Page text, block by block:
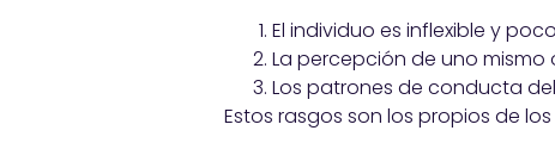
El individuo es inflexible y
La percepción de uno
Los patrones de conducta
Estos rasgos son los propios de